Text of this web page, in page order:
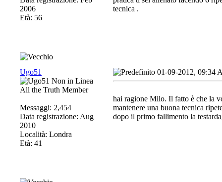
2006
Età: 56
tecnica .
Ugo51
All the Truth Member
Messaggi: 2,454
Data registrazione: Aug
2010
Località: Londra
Età: 41
01-09-2012, 09:34
hai ragione Milo. Il fatto è che la
mantenere una buona tecnica
dopo il primo fallimento la